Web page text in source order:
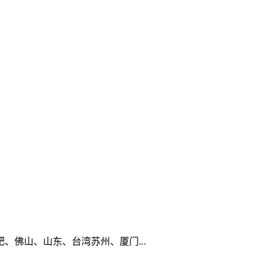
佛山、山东、台湾苏州、厦门...